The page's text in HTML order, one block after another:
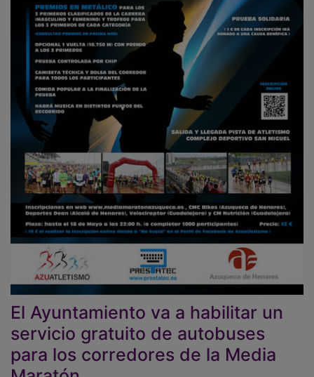
El Ayuntamiento va a habilitar un
servicio gratuito de autobuses
para los corredores de la Media
Maratón